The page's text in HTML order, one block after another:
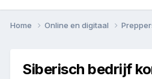
Home Online en digitaal
Siberisch bedrijf